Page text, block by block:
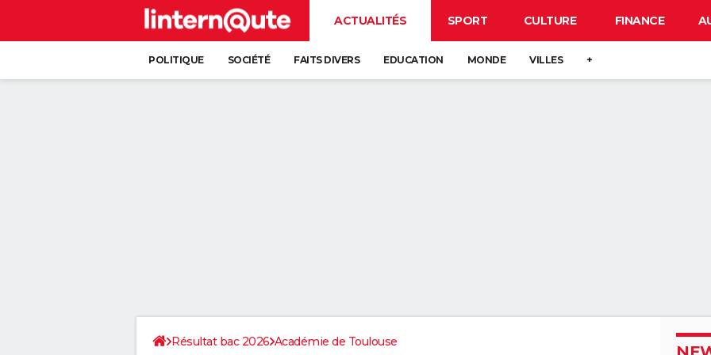
ACTUALITÉS SPORT CULTURE FINANCE
POLITIQUE SOCIÉTÉ FAITS DIVERS EDUCATION MONDE VILLES +
Résultat bac 2026 Académie de Toulouse